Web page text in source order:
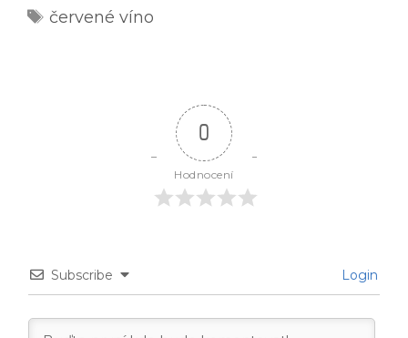
Štítky
červené víno
0
Hodnocení
Subscribe Login